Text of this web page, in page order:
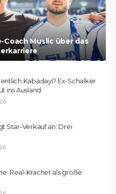
Coach Muslic über das
Kabadayi? Ex-Schalker
ins Ausland
Star-Verkauf an: Drei
Real-Kracher als große